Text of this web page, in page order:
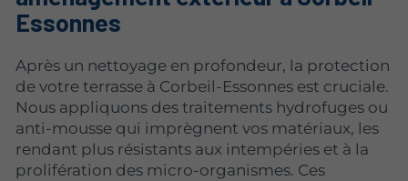
Essonnes
Après un nettoyage en profondeur, la protection
de votre terrasse à Corbeil-Essonnes est cruciale.
Nous appliquons des traitements hydrofuges ou
anti-mousse qui imprègnent vos matériaux, les
rendant plus résistants aux intempéries et à la
prolifération des micro-organismes. Ces